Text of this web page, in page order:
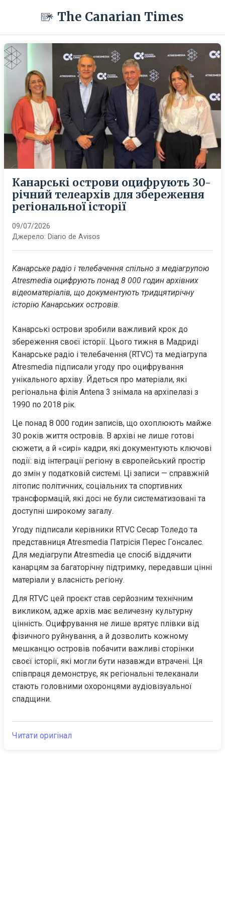
The Canarian Times
Канарські острови оцифрують 30-
річний телеархів для збереження
регіональної історії
09/07/2026
Джерело: Diario de Avisos
Канарське радіо і телебачення спільно з медіагрупою
Atresmedia оцифрують понад 8 000 годин архівних
відеоматеріалів, що документують тридцятирічну
історію Канарських островів.
Канарські острови зробили важливий крок до
збереження своєї історії. Цього тижня в Мадриді
Канарське радіо і телебачення (RTVC) та медіагрупа
Atresmedia підписали угоду про оцифрування
унікального архіву. Йдеться про матеріали, які
регіональна філія Antena 3 знімала на архіпелазі з
1990 по 2018 рік.
Це понад 8 000 годин записів, що охоплюють майже
30 років життя островів. В архіві не лише готові
сюжети, а й «сирі» кадри, які документують ключові
події: від інтеграції регіону в європейський простір
до змін у податковій системі. Ці записи — справжній
літопис політичних, соціальних та спортивних
трансформацій, які досі не були систематизовані та
доступні широкому загалу.
Угоду підписали керівники RTVC Сесар Толедо та
представниця Atresmedia Патрісія Перес Гонсалес.
Для медіагрупи Atresmedia це спосіб віддячити
канарцям за багаторічну підтримку, передавши цінні
матеріали у власність регіону.
Для RTVC цей проєкт став серйозним технічним
викликом, адже архів має величезну культурну
цінність. Оцифрування не лише врятує плівки від
фізичного руйнування, а й дозволить кожному
мешканцю островів побачити важливі сторінки
своєї історії, які могли бути назавжди втрачені. Ця
співпраця демонструє, як регіональні телеканали
стають головними охоронцями аудіовізуальної
спадщини.
Читати оригінал